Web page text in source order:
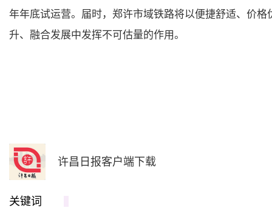
年年底试运营。届时，郑许市域铁路将以便捷舒适、价
升、融合发展中发挥不可估量的作用。
许昌日报客户端下载
关键词